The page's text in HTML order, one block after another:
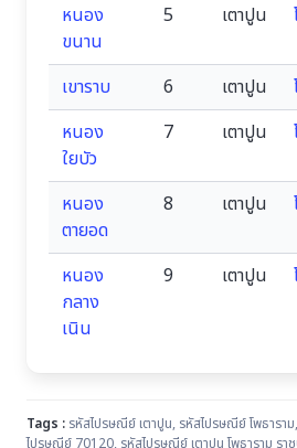
หนอง
ขนาน
5 เตาปูน
เขาราบ 6 เตาปูน
หนอง
ใยบัว
7 เตาปูน
หนอง
ตายอด
8 เตาปูน
หนอง
กลาง
เนิน
9 เตาปูน
Tags : รหัสไปรษณีย์ เตาปูน, รหัสไปรษณีย์ โพธาราม,
ไปรษณีย์ 70120, รหัสไปรษณีย์ เตาปูน โพธาราม รา